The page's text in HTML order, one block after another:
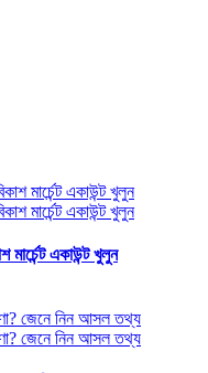
মার্চেন্ট একাউন্ট খুলুন